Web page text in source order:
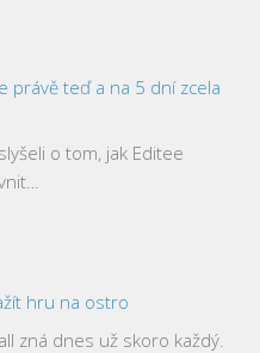
právě teď a na 5 dní zcela
o tom, jak Editee
hru na ostro
zná dnes už skoro každý.